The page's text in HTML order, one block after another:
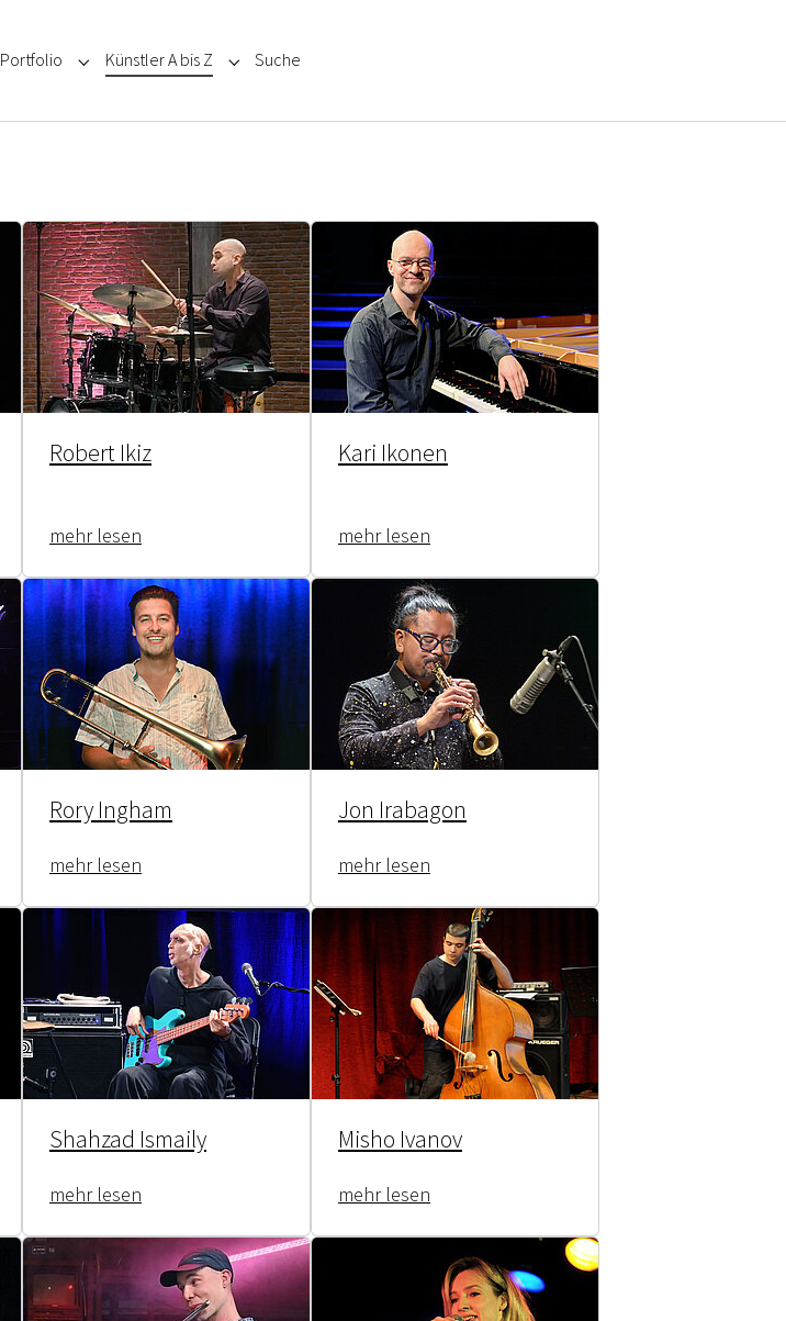
Portfolio Submenu for "Portfolio"
Künstler A bis Z Submenu for "Künstler A bis Z"
Suche
Robert Ikiz
mehr lesen
Kari Ikonen
mehr lesen
Rory Ingham
mehr lesen
Jon Irabagon
mehr lesen
Shahzad Ismaily
mehr lesen
Misho Ivanov
mehr lesen